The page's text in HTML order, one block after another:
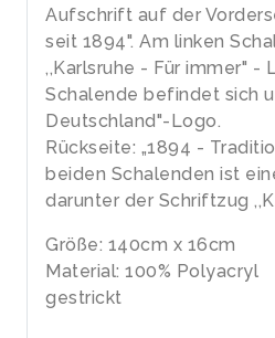
Aufschrift auf der
seit 1894". Am linken
,,Karlsruhe - Für immer" -
Schalende befindet sich
Deutschland"-Logo.
Rückseite: „1894 -
beiden Schalenden ist
darunter der Schriftzug
Größe: 140cm x 16cm
Material: 100% Polyacryl
gestrickt